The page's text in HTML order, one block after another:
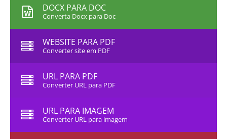
DOCX PARA DOC
Converta Docx para Doc
WEBSITE PARA PDF
Converter site em PDF
URL PARA PDF
Converter URL para PDF
URL PARA IMAGEM
Converter URL para imagem